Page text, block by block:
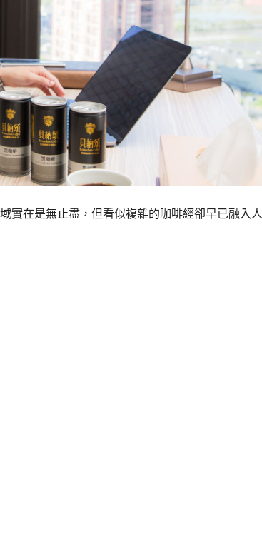
實在是無止盡，但看似複雜的咖啡經卻早已融入人